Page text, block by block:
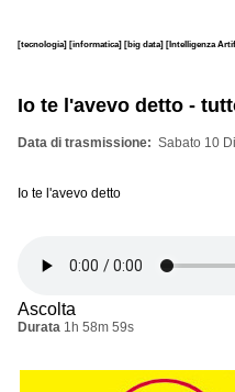
[tecnologia] [informatica] [big data] [Intelligenza
Io te l'avevo detto -
Data di trasmissione Sabato 10
Io te l'avevo detto
Ascolta
Durata 1h 58m 59s